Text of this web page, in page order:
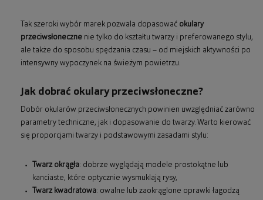
Tak szeroki wybór marek pozwala dopasować okulary
przeciwsłoneczne nie tylko do kształtu twarzy i preferowanego stylu,
ale także do sposobu spędzania czasu – od miejskich aktywności po
intensywny wypoczynek na świeżym powietrzu.
Jak dobrać okulary przeciwsłoneczne?
Dobór okularów przeciwsłonecznych powinien uwzględniać zarówno
parametry techniczne, jak i dopasowanie do twarzy. Warto kierować
się proporcjami twarzy i podstawowymi zasadami stylu:
Twarz okrągła: dobrze wyglądają modele prostokątne lub
kanciaste, które optycznie wysmuklają rysy,
Twarz kwadratowa: owalne lub zaokrąglone oprawki łagodzą